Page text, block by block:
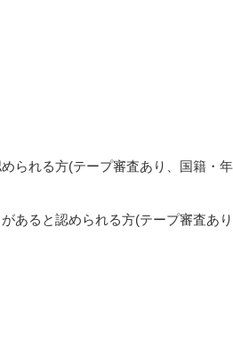
られる方(テープ審査あり、国籍・
あると認められる方(テープ審査あ